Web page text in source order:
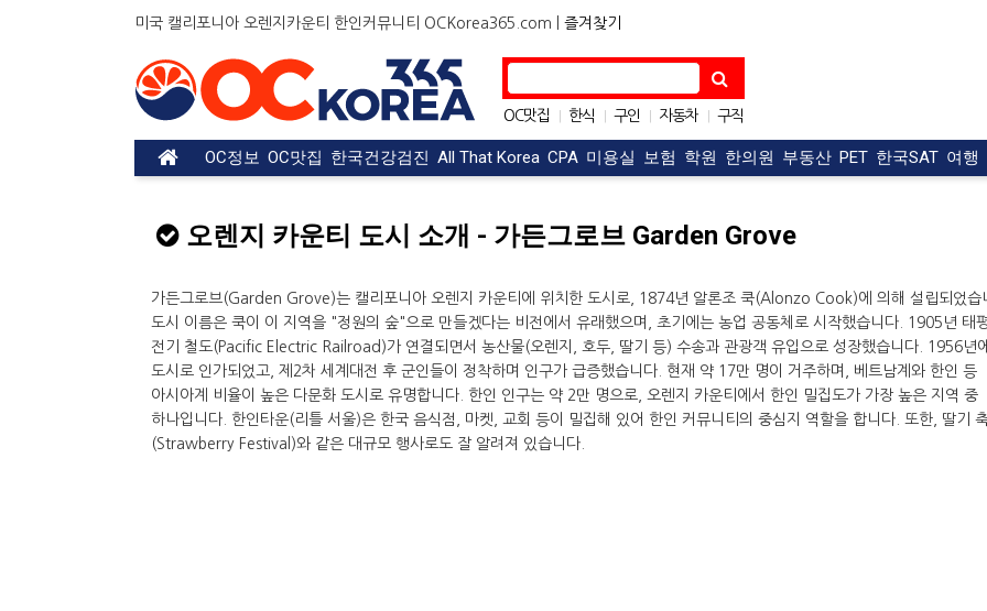
미국 캘리포니아 오렌지카운티 한인커뮤니티 OCKorea365.com | 즐겨찾기
OC맛집 한식 구인 자동차 구직
| 아파트
OC정보 OC맛집 한국건강검진 All That Korea CPA 미용실 보험 학원 한의원 부동산 PET 한국SAT 여행
오렌지 카운티 도시 소개 - 가든그로브 Garden Grove
가든그로브(Garden Grove)는 캘리포니아 오렌지 카운티에 위치한 도시로, 1874년 알론조 쿡(Alonzo Cook)에 의해 설립되었습
도시 이름은 쿡이 이 지역을 "정원의 숲"으로 만들겠다는 비전에서 유래했으며, 초기에는 농업 공동체로 시작했습니다. 1905년 태
전기 철도(Pacific Electric Railroad)가 연결되면서 농산물(오렌지, 호두, 딸기 등) 수송과 관광객 유입으로 성장했습니다. 1956년
도시로 인가되었고, 제2차 세계대전 후 군인들이 정착하며 인구가 급증했습니다. 현재 약 17만 명이 거주하며, 베트남계와 한인 등
아시아계 비율이 높은 다문화 도시로 유명합니다. 한인 인구는 약 2만 명으로, 오렌지 카운티에서 한인 밀집도가 가장 높은 지역 중
하나입니다. 한인타운(리틀 서울)은 한국 음식점, 마켓, 교회 등이 밀집해 있어 한인 커뮤니티의 중심지 역할을 합니다. 또한, 딸기
(Strawberry Festival)와 같은 대규모 행사로도 잘 알려져 있습니다.